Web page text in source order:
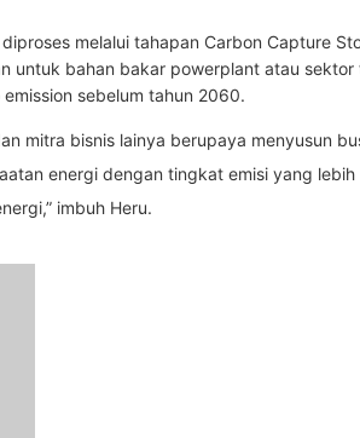
melalui tahapan Carbon Capture
untuk bahan bakar powerplant atau
sebelum tahun 2060.
mitra bisnis lainya berupaya menyusun
energi dengan tingkat emisi yang
imbuh Heru.